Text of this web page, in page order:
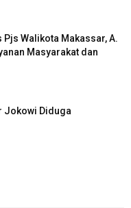
Walikota Makassar, A.
Masyarakat dan
Jokowi Diduga